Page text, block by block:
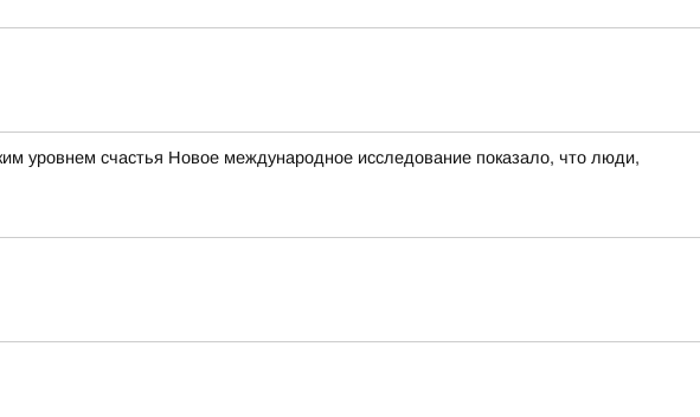
счастья Новое международное исследование показало, что люди,